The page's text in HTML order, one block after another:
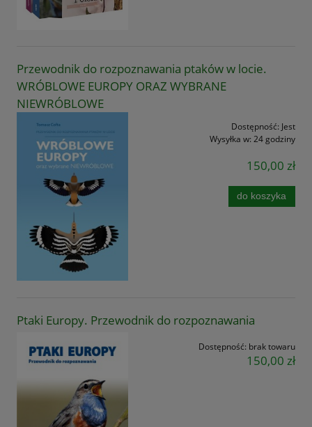
Przewodnik do rozpoznawania ptaków w locie.
WRÓBLOWE EUROPY ORAZ WYBRANE
NIEWRÓBLOWE
Dostępność: Jest
Wysyłka w: 24 godziny
150,00 zł
do koszyka
Ptaki Europy. Przewodnik do rozpoznawania
Dostępność: brak towaru
150,00 zł